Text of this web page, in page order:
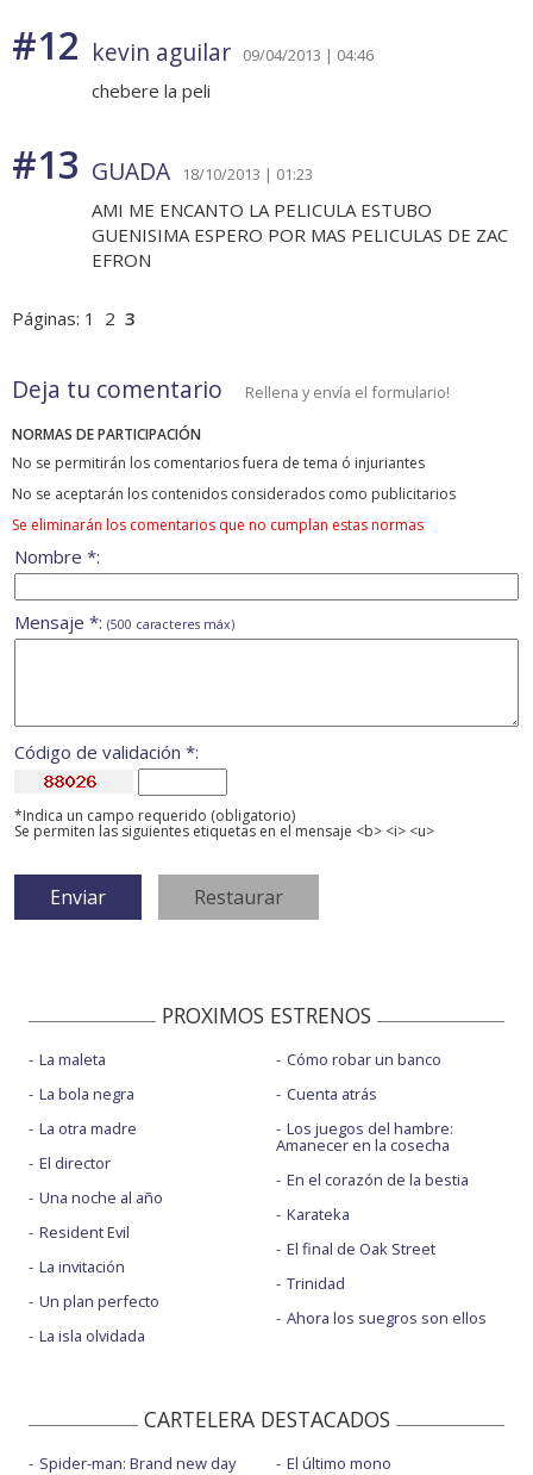
#12 kevin aguilar 09/04/2013 | 04:46
chebere la peli
#13 GUADA 18/10/2013 | 01:23
AMI ME ENCANTO LA PELICULA ESTUBO
GUENISIMA ESPERO POR MAS PELICULAS DE ZAC
EFRON
Páginas: 1 2 3
Deja tu comentario Rellena y envía el formulario!
NORMAS DE PARTICIPACIÓN
No se permitirán los comentarios fuera de tema ó injuriantes
No se aceptarán los contenidos considerados como publicitarios
Se eliminarán los comentarios que no cumplan estas normas
Nombre *:
Mensaje *: (500 caracteres máx)
Código de validación *:
*Indica un campo requerido (obligatorio)
Se permiten las siguientes etiquetas en el mensaje <b> <i> <u>
PROXIMOS ESTRENOS
La maleta
La bola negra
La otra madre
El director
Una noche al año
Resident Evil
La invitación
Un plan perfecto
La isla olvidada
Cómo robar un banco
Cuenta atrás
Los juegos del hambre:
Amanecer en la cosecha
En el corazón de la bestia
Karateka
El final de Oak Street
Trinidad
Ahora los suegros son ellos
CARTELERA DESTACADOS
Spider-man: Brand new day
El último mono